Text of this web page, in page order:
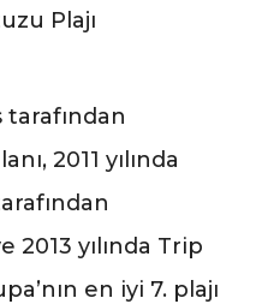
tarafından
2011 yılında
2013 yılında Trip
en iyi 7. plajı